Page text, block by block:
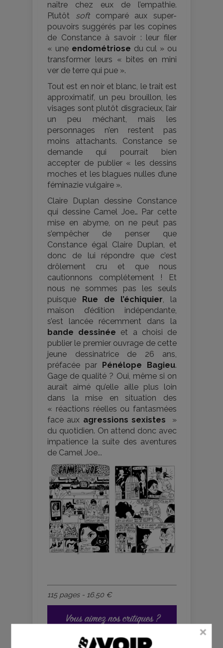
naître chez eux de l’empathie.
Plutôt softcomparé aux super-
pouvoirs suggérés par les copines
de Constance à savoir : leur filer
« une endométriose du cul » ou
transformer leurs « bites en mini
ver de terre qui pue ».
Tout est en noir et blanc, le trait est
approximatif, un peu brouillon, les
visages sont plutôt disgracieux, l’air
un peu méchant, mais les
personnages n’en restent pas
moins attachants. Constance se
demande qui pourrait bien
accepter de publier « les dessins
moches et les blagues nulles d’une
féminazie vulgaire ».
Claire Duplan dessine Constance
qui dessine Camel Joe… Par cette
mise en abyme, on ne peut pas
s’empêcher de penser que
Constance égal Claire Duplan, et
donc de lui répondre que c’est
drôlement cru et que nous
cautionnons complétement ! Et
nous ne sommes pas les seuls
puisque
Rue de l’échiquier, la
maison d’édition indépendante,
s’est lancée récemment dans la
bande dessinée et a choisi de
publier le premier ouvrage de cette
jeune dessinatrice de 26 ans,
préfacée par
Pénélope Bagieu.
Gage de qualité ? Oui, même si on
aurait aimé qu’elle aille plus loin
dans la mise en situation des
« réactions réelles ou fantasmées
face aux agressions sexistes
»
du quotidien. On attend donc avec
impatience la suite des aventures
de Camel Joe...
115 pages - 16.50 €